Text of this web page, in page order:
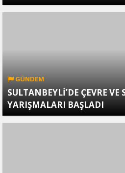
GÜNDEM
SULTANBEYLİ’DE ÇEVRE VE
YARIŞMALARI BAŞLADI